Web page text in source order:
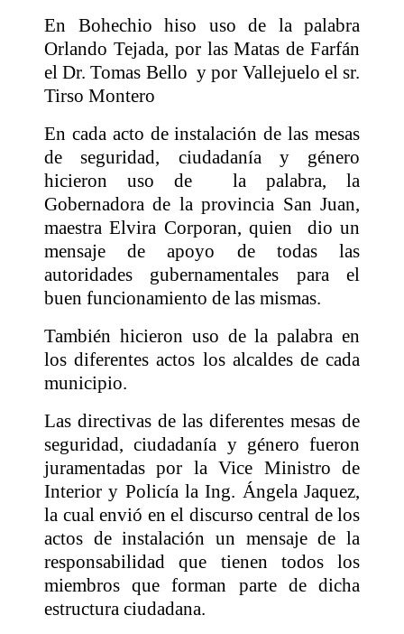
En Bohechio hiso uso de la palabra
Orlando Tejada, por las Matas de Farfán
el Dr. Tomas Bello y por Vallejuelo el sr.
Tirso Montero
En cada acto de instalación de las mesas
de seguridad, ciudadanía y género
hicieron uso de
la palabra, la
Gobernadora de la provincia San Juan,
maestra Elvira Corporan, quien
dio un
mensaje de apoyo de todas las
autoridades gubernamentales para el
buen funcionamiento de las mismas.
También hicieron uso de la palabra en
los diferentes actos los alcaldes de cada
municipio.
Las directivas de las diferentes mesas de
seguridad, ciudadanía y género fueron
juramentadas por la Vice Ministro de
Interior y Policía la Ing. Ángela Jaquez,
la cual envió en el discurso central de los
actos de instalación un mensaje de la
responsabilidad que tienen todos los
miembros que forman parte de dicha
estructura ciudadana.